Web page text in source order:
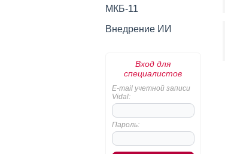
МКБ-11
Внедрение ИИ
Вход для
специалистов
E-mail учетной записи
Vidal:
Пароль: